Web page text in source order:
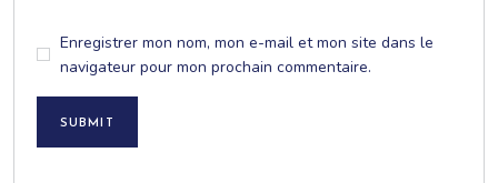
Enregistrer mon nom, mon e-mail et mon site dans le
navigateur pour mon prochain commentaire.
SUBMIT